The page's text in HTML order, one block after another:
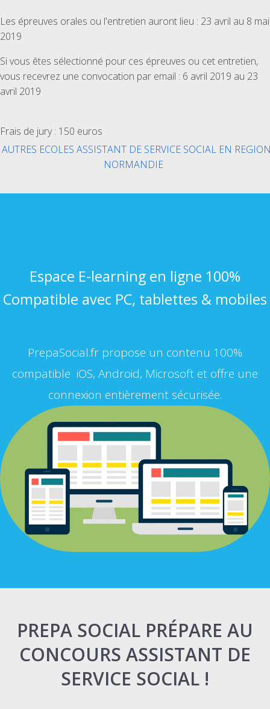
Les épreuves orales ou l'entretien auront lieu : 23 avril au 8 mai
2019
Si vous êtes sélectionné pour ces épreuves ou cet entretien,
vous recevrez une convocation par email : 6 avril 2019 au 23
avril 2019
Frais de jury : 150 euros
AUTRES ECOLES ASSISTANT DE SERVICE SOCIAL EN
NORMANDIE
Espace E-learning en ligne 100%
Compatible avec PC, tablettes & mobiles
PrepaSocial.fr propose un contenu 100%
compatible iOS, Android, Microsoft et offre une
connexion entièrement sécurisée.
PREPA SOCIAL PRÉPARE AU
CONCOURS ASSISTANT DE
SERVICE SOCIAL !